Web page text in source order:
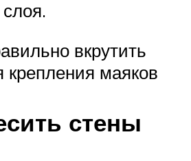
вкрутить
маяков
стены